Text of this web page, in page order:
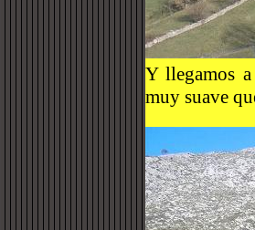
Y llegamos
muy suave